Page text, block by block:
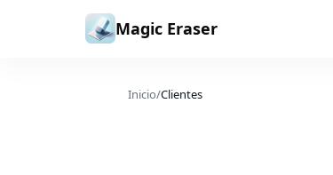
Saltar al contenido
Magic Eraser
Inicio/Clientes